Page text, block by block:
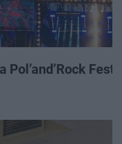
Pol’and’Rock